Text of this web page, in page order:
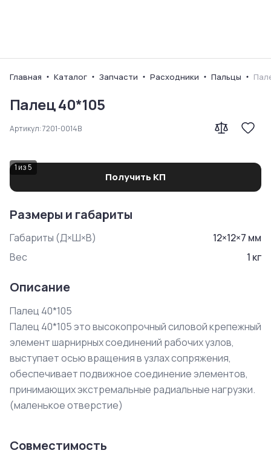
Главная Каталог Запчасти Расходники Пальцы
Палец 40*105
Артикул:7201-0014B
1 из 5
Получить КП
Размеры и габариты
Габариты (Д×Ш×В) 12×12×7 мм
Вес
1 кг
Описание
Палец 40*105
Палец 40*105 это высокопрочный силовой крепежный
элемент шарнирных соединений рабочих узлов,
выступает осью вращения в узлах сопряжения,
обеспечивает подвижное соединение элементов,
принимающих экстремальные радиальные нагрузки.
(маленькое отверстие)
Совместимость